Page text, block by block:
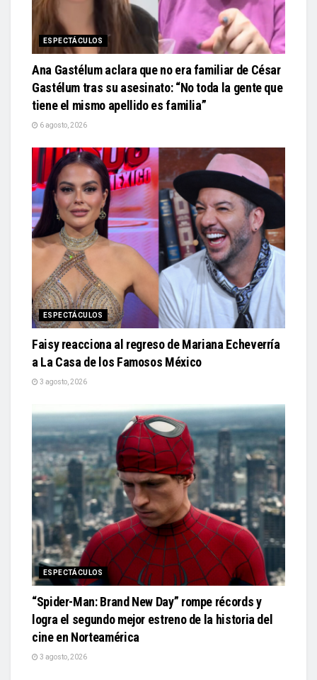
ESPECTÁCULOS
Ana Gastélum aclara que no era familiar de César
Gastélum tras su asesinato: “No toda la gente que
tiene el mismo apellido es familia”
6 agosto, 2026
ESPECTÁCULOS
Faisy reacciona al regreso de Mariana Echeverría
a La Casa de los Famosos México
3 agosto, 2026
ESPECTÁCULOS
“Spider-Man: Brand New Day” rompe récords y
logra el segundo mejor estreno de la historia del
cine en Norteamérica
3 agosto, 2026